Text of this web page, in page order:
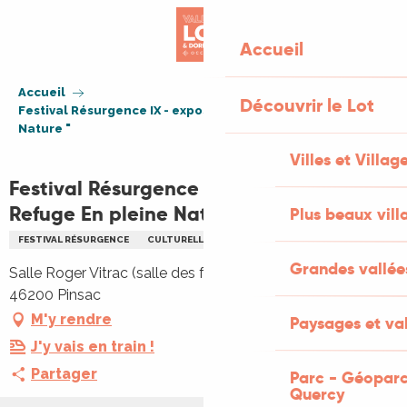
Accueil
Découvrir le Lot
Villes et
Plus beaux
Grandes
Paysages et
Parc -
Quercy
Accueil
Festival Résurgence IX - exposition " Refuge En pleine
Nature "
Festival Résurgence IX - exposition "
Refuge En pleine Nature "
FESTIVAL RÉSURGENCE CULTURELLE EXPOSITION PHOTOGRAPHIE
Salle Roger Vitrac (salle des fêtes), 6 rue Jean Lepointe,
46200 Pinsac
M'y rendre
J'y vais en train !
Partager